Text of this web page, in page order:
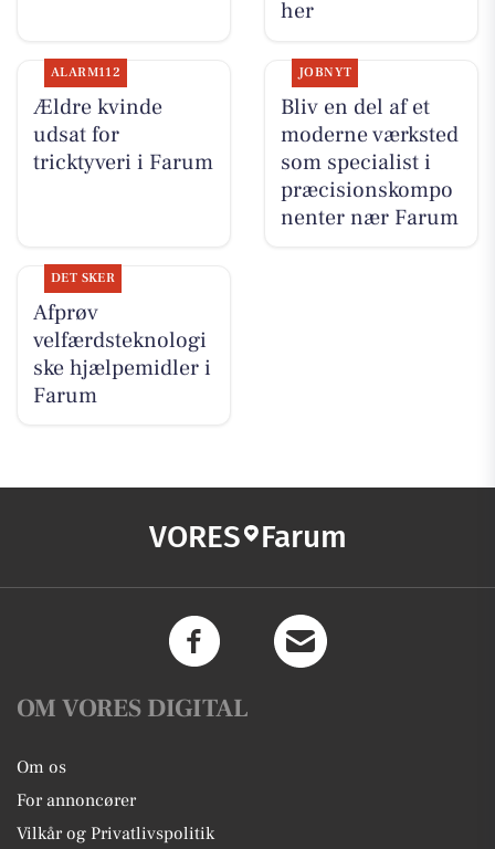
her
ALARM112
Ældre kvinde
udsat for
tricktyveri i Farum
JOBNYT
Bliv en del af et
moderne værksted
som specialist i
præcisionskompo
nenter nær Farum
DET SKER
Afprøv
velfærdsteknologi
ske hjælpemidler i
Farum
VORES Farum
OM VORES DIGITAL
Om os
For annoncører
Vilkår og Privatlivspolitik